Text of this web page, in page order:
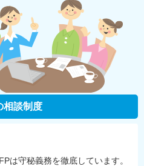
相談制度
は守秘義務を徹底しています。